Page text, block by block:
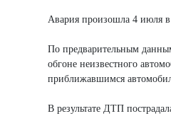
Авария произошла 4 июля в
По предварительным
обгоне неизвестного
приближавшимся
В результате ДТП